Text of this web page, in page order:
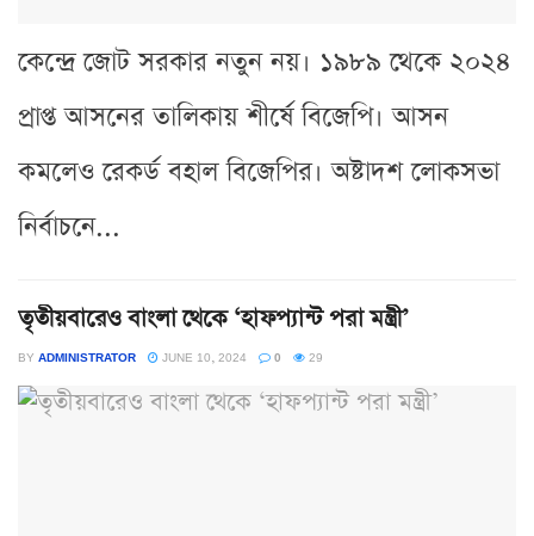
কেন্দ্রে জোট সরকার নতুন নয়। ১৯৮৯ থেকে ২০২৪
প্রাপ্ত আসনের তালিকায় শীর্ষে বিজেপি। আসন
কমলেও রেকর্ড বহাল বিজেপির। অষ্টাদশ লোকসভা
নির্বাচনে...
তৃতীয়বারেও বাংলা থেকে ‘হাফপ্যান্ট পরা মন্ত্রী’
BY ADMINISTRATOR JUNE 10, 2024 0 29